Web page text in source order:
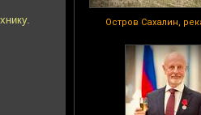
Остров Сахалин,